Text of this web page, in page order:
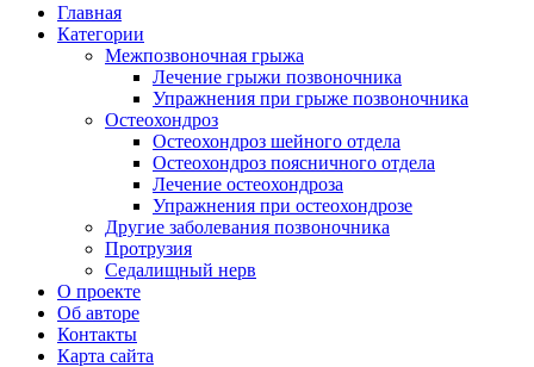
Главная
Категории
Межпозвоночная грыжа
Лечение грыжи позвоночника
Упражнения при грыже позвоночника
Остеохондроз
Остеохондроз шейного отдела
Остеохондроз поясничного отдела
Лечение остеохондроза
Упражнения при остеохондрозе
Другие заболевания позвоночника
Протрузия
Седалищный нерв
О проекте
Об авторе
Контакты
Карта сайта